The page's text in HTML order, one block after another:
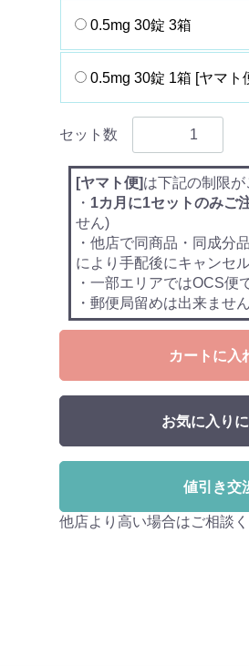
0.5mg 30錠 3箱
0.5mg 30錠 1箱 [ヤマト
セット数
[ヤマト便]は下記の制限
・ 1カ月に1セットのみご
せん)
・他店で同商品・同成分
により手配後にキャンセ
・一部エリアではOCS便
・郵便局留めは出来ませ
カートに入
お気に入り
値引き交
他店より高い場合はご相談